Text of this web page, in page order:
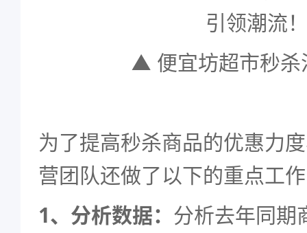
▲ 便宜坊超市秒杀
为了提高秒杀商品的优惠力
营团队还做了以下的重点工
1、分析数据： 分析去年同期